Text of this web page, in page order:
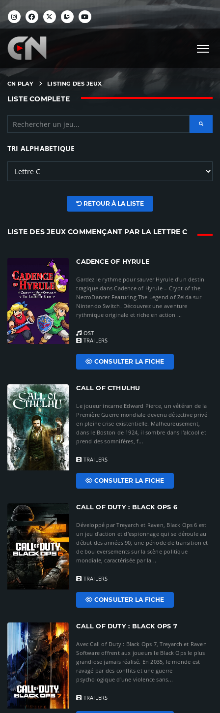
CN PLAY LISTING DES JEUX
LISTE COMPLETE
TRI ALPHABETIQUE
RETOUR À LA LISTE
LISTE DES JEUX COMMENÇANT PAR LA LETTRE C
CADENCE OF HYRULE
Gardez le rythme pour sauver Hyrule d'un destin
tragique dans Cadence of Hyrule – Crypt of the
NecroDancer Featuring The Legend of Zelda sur
Nintendo Switch. Découvrez une aventure
rythmique originale et riche en action ...
OST
TRAILERS
CONSULTER LA FICHE
CALL OF CTHULHU
Le joueur incarne Edward Pierce, un vétéran de la
Première Guerre mondiale devenu détective privé
en pleine crise existentielle. Malheureusement,
dans le Boston de 1924, il sombre dans l'alcool et
prend des somnifères, f...
TRAILERS
CONSULTER LA FICHE
CALL OF DUTY : BLACK OPS 6
Développé par Treyarch et Raven, Black Ops 6 est
un jeu d'action et d'espionnage qui se déroule au
début des années 90, une période de transition et
de bouleversements sur la scène politique
mondiale, caractérisée par la...
TRAILERS
CONSULTER LA FICHE
CALL OF DUTY : BLACK OPS 7
Avec Call of Duty : Black Ops 7, Treyarch et Raven
Software offrent aux joueurs le Black Ops le plus
grandiose jamais réalisé. En 2035, le monde est
ravagé par des conflits et une guerre
psychologique d'une violence sans...
TRAILERS